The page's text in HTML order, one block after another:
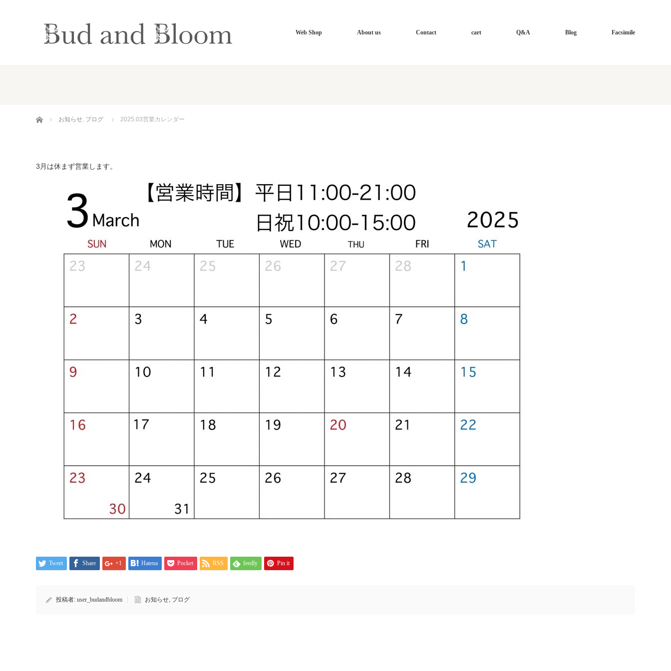
Web Shop About us Contact cart Q&A Blog Facsimile
ホーム お知らせ, ブログ 2025.03営業カレンダー
3月は休まず営業します。
Tweet Share +1 Hatena Pocket RSS feedly Pin it
投稿者: user_budandbloom お知らせ, ブログ